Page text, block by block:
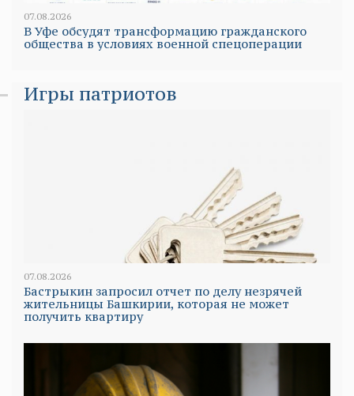
07.08.2026
В Уфе обсудят трансформацию гражданского
общества в условиях военной спецоперации
Игры патриотов
07.08.2026
Бастрыкин запросил отчет по делу незрячей
жительницы Башкирии, которая не может
получить квартиру